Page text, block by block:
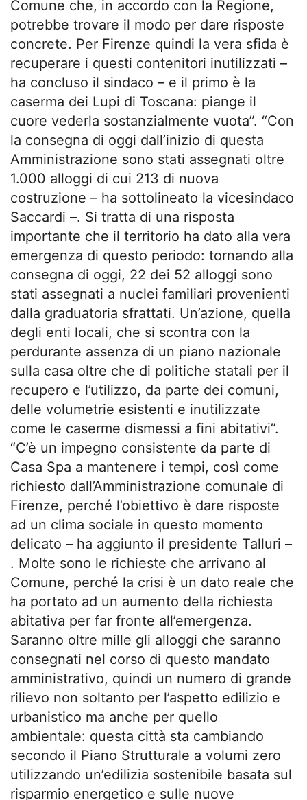
Comune che, in accordo con la Regione,
potrebbe trovare il modo per dare risposte
concrete. Per Firenze quindi la vera sfida è
recuperare i questi contenitori inutilizzati –
ha concluso il sindaco – e il primo è la
caserma dei Lupi di Toscana: piange il
cuore vederla sostanzialmente vuota”. “Con
la consegna di oggi dall’inizio di questa
Amministrazione sono stati assegnati oltre
1.000 alloggi di cui 213 di nuova
costruzione – ha sottolineato la vicesindaco
Saccardi –. Si tratta di una risposta
importante che il territorio ha dato alla vera
emergenza di questo periodo: tornando alla
consegna di oggi, 22 dei 52 alloggi sono
stati assegnati a nuclei familiari provenienti
dalla graduatoria sfrattati. Un’azione, quella
degli enti locali, che si scontra con la
perdurante assenza di un piano nazionale
sulla casa oltre che di politiche statali per il
recupero e l’utilizzo, da parte dei comuni,
delle volumetrie esistenti e inutilizzate
come le caserme dismessi a fini abitativi”.
“C’è un impegno consistente da parte di
Casa Spa a mantenere i tempi, così come
richiesto dall’Amministrazione comunale di
Firenze, perché l’obiettivo è dare risposte
ad un clima sociale in questo momento
delicato – ha aggiunto il presidente Talluri –
. Molte sono le richieste che arrivano al
Comune, perché la crisi è un dato reale che
ha portato ad un aumento della richiesta
abitativa per far fronte all’emergenza.
Saranno oltre mille gli alloggi che saranno
consegnati nel corso di questo mandato
amministrativo, quindi un numero di grande
rilievo non soltanto per l’aspetto edilizio e
urbanistico ma anche per quello
ambientale: questa città sta cambiando
secondo il Piano Strutturale a volumi zero
utilizzando un’edilizia sostenibile basata sul
risparmio energetico e sulle nuove